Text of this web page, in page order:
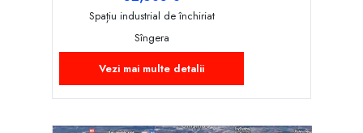
Spațiu industrial de închiriat
Sîngera
Vezi mai multe detalii